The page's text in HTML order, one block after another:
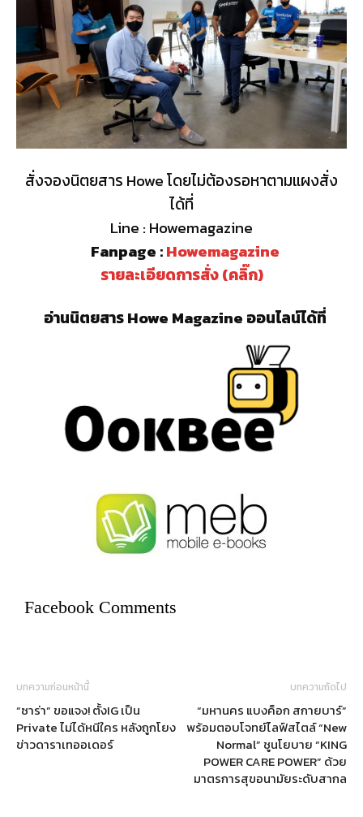
สั่งจองนิตยสาร Howe โดยไม่ต้องรอหาตามแผงสั่ง
ได้ที่
Line : Howemagazine
Fanpage :Howemagazine
รายละเอียดการสั่ง (คลิ๊ก)
อ่านนิตยสาร Howe Magazine ออนไลน์ได้ที่
Facebook Comments
บทความก่อนหน้านี้
“ซาร่า” ขอแจง! ตั้งIG เป็น
Private ไม่ได้หนีใคร หลังถูกโยง
ข่าวดาราเทออเดอร์
บทความถัดไป
“มหานคร แบงค็อก สกายบาร์”
พร้อมตอบโจทย์ไลฟ์สไตล์ “New
Normal” ชูนโยบาย “KING
POWER CARE POWER” ด้วย
มาตรการสุขอนามัยระดับสากล